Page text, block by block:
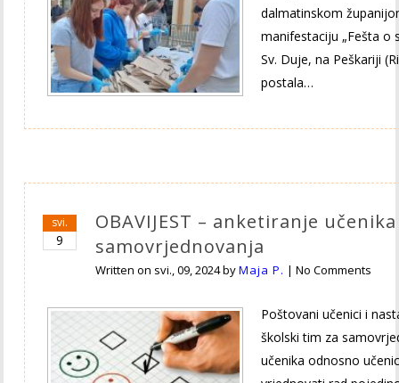
dalmatinskom
manifestaciju „Fešta o
Sv. Duje, na Peškariji
postala…
svi.
9
OBAVIJEST – anketiranje
samovrjednovanja
Written on svi., 09, 2024byMaja P. |No Comments
Poštovani učenici i
školski tim za
učenika odnosno